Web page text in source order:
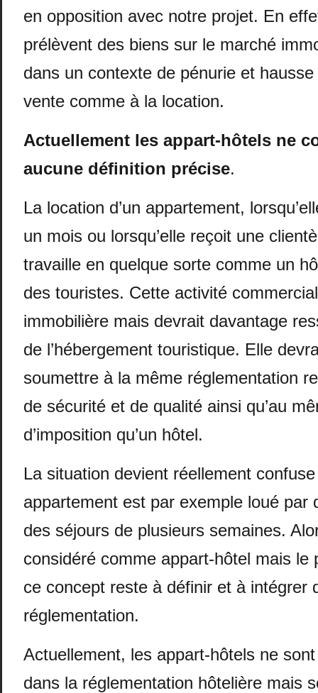
en opposition avec notre projet. En
prélèvent des biens sur le marché
dans un contexte de pénurie et
vente comme à la location.
Actuellement les appart-hôtels ne
aucune définition précise.
La location d’un appartement,
un mois ou lorsqu’elle reçoit une
travaille en quelque sorte comme un
des touristes. Cette activité
immobilière mais devrait davantage
de l’hébergement touristique. Elle
soumettre à la même réglementation
de sécurité et de qualité ainsi qu’au
d’imposition qu’un hôtel.
La situation devient réellement
appartement est par exemple loué par
des séjours de plusieurs semaines.
considéré comme appart-hôtel mais le
ce concept reste à définir et à intégrer
réglementation.
Actuellement, les appart-hôtels ne
dans la réglementation hôtelière mais